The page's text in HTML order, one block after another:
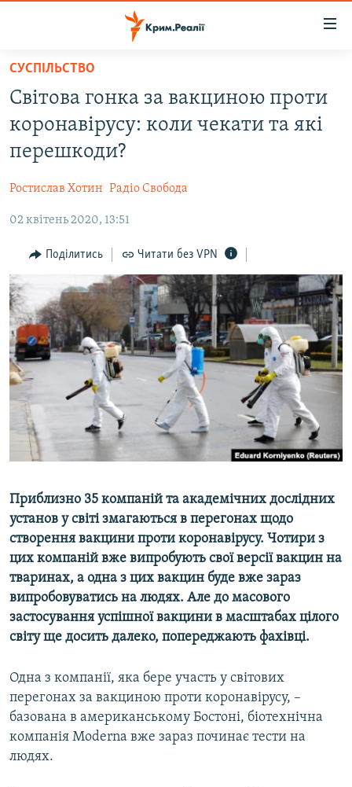
Перейти
основного
матеріалу
Перейти
до
основної
Перейти
пошуку
ВІДЕО ТА ФОТО
БЛОГИ
ПОГЛЯД
ІНТЕРВ'Ю
ВСЕ ЗА ДЕНЬ
СПЕЦПРОЕКТИ
ДЕПОРТАЦІЯ
ВІДЕОУРОКИ «ELIFBE»
СВІДЧЕННЯ ОКУПАЦІЇ
УКРАЇНСЬКА ПРОБЛЕМА КРИМУ
ІНФОГРАФІКА
ЯК ОБІЙТИ БЛОКУВАННЯ
Русский
Qırımtatar
ДОЛУЧАЙСЯ!
Усі сайти RFE/RL
СУСПІЛЬСТВО
Світова гонка за вакциною проти
коронавірусу: коли чекати та які
перешкоди?
Ростислав Хотин Радіо Свобода
02 квітень 2020, 13:51
Поділитись Читати без VPN
Приблизно 35 компаній та академічних дослідних
установ у світі змагаються в перегонах щодо
створення вакцини проти коронавірусу. Чотири з
цих компаній вже випробують свої версії вакцин на
тваринах, а одна з цих вакцин буде вже зараз
випробовуватись на людях. Але до масового
застосування успішної вакцини в масштабах цілого
світу ще досить далеко, попереджають фахівці.
Одна з компанії, яка бере участь у світових
перегонах за вакциною проти коронавірусу, –
базована в американському Бостоні, біотехнічна
компанія Moderna вже зараз починає тести на
людях.